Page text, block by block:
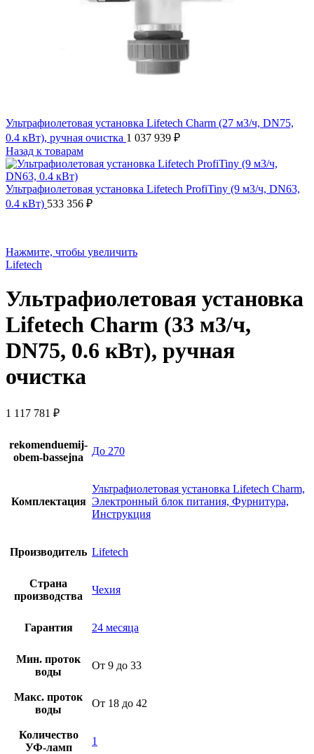
Ультрафиолетовая установка Lifetech Charm (27 м3/ч, DN75,
0.4 кВт), ручная очистка 1 037 939 ₽
Назад к товарам
Ультрафиолетовая установка Lifetech ProfiTiny (9 м3/ч, DN63,
0.4 кВт) 533 356 ₽
Нажмите, чтобы увеличить
Lifetech
Ультрафиолетовая установка
Lifetech Charm (33 м3/ч,
DN75, 0.6 кВт), ручная
очистка
1 117 781 ₽
rekomenduemij-
obem-bassejna
До 270
Комплектация
Ультрафиолетовая установка Lifetech Charm,
Электронный блок питания, Фурнитура,
Инструкция
Производитель Lifetech
Страна
производства
Чехия
Гарантия 24 месяца
Мин. проток
воды
От 9 до 33
Макс. проток
воды
От 18 до 42
Количество
УФ-ламп
1